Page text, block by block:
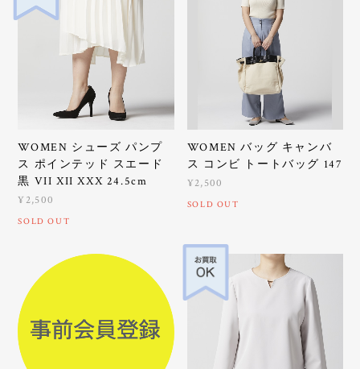
WOMEN シューズ パンプ
ス ポインテッド スエード
黒 VII XII XXX 24.5cm
¥2,500
SOLD OUT
WOMEN バッグ キャンバ
ス コンビ トートバッグ 147
¥2,500
SOLD OUT